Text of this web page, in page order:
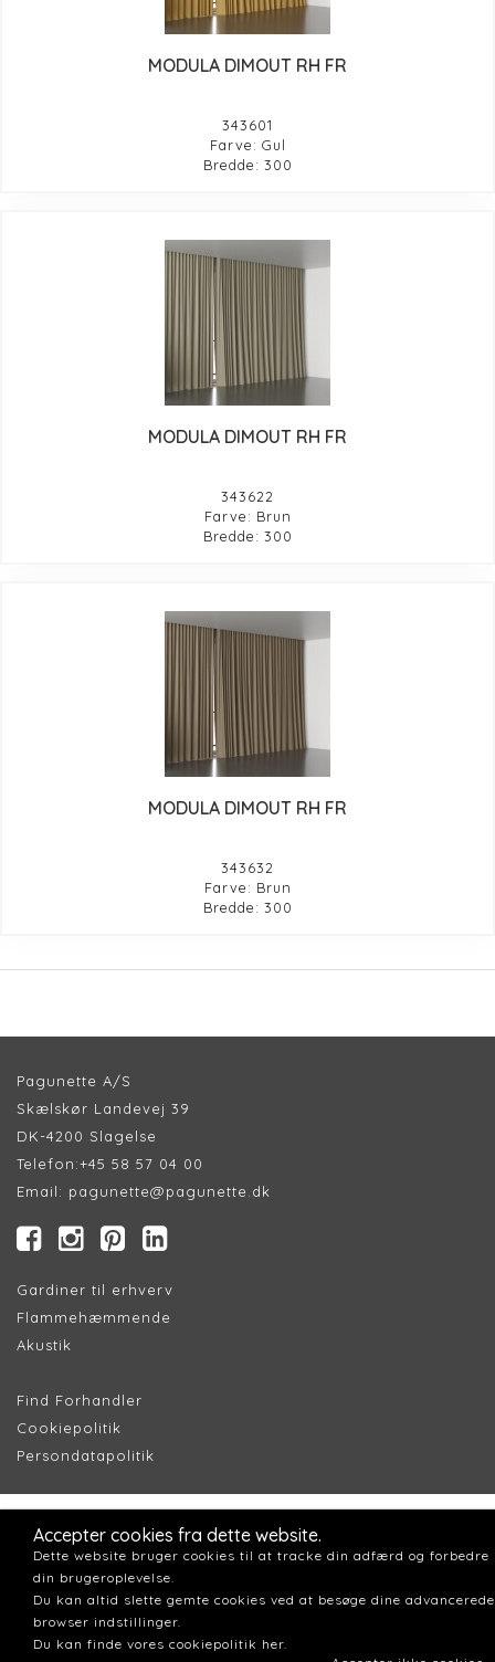
MODULA DIMOUT RH FR
343601
Farve: Gul
Bredde: 300
MODULA DIMOUT RH FR
343622
Farve: Brun
Bredde: 300
MODULA DIMOUT RH FR
343632
Farve: Brun
Bredde: 300
Pagunette A/S
Skælskør Landevej 39
DK-4200 Slagelse
Telefon:+45 58 57 04 00
Email: pagunette@pagunette.dk
Gardiner til erhverv
Flammehæmmende
Akustik
Find Forhandler
Cookiepolitik
Persondatapolitik
Accepter cookies fra dette website.
Dette website bruger cookies til at tracke din adfærd og forbedre
din brugeroplevelse.
Du kan altid slette gemte cookies ved at besøge dine advancerede
browser indstillinger.
Du kan finde vores cookiepolitik her.